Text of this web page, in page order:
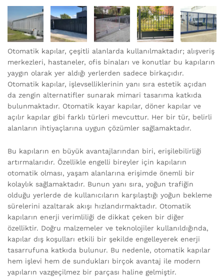
Otomatik kapılar, çeşitli alanlarda kullanılmaktadır; alışveriş
merkezleri, hastaneler, ofis binaları ve konutlar bu kapıların
yaygın olarak yer aldığı yerlerden sadece birkaçıdır.
Otomatik kapılar, işlevselliklerinin yanı sıra estetik açıdan
da zengin alternatifler sunarak mimari tasarıma katkıda
bulunmaktadır. Otomatik kayar kapılar, döner kapılar ve
açılır kapılar gibi farklı türleri mevcuttur. Her bir tür, belirli
alanların ihtiyaçlarına uygun çözümler sağlamaktadır.
Bu kapıların en büyük avantajlarından biri, erişilebilirliği
artırmalarıdır. Özellikle engelli bireyler için kapıların
otomatik olması, yaşam alanlarına erişimde önemli bir
kolaylık sağlamaktadır. Bunun yanı sıra, yoğun trafiğin
olduğu yerlerde de kullanıcıların karşılaştığı yoğun bekleme
sürelerini azaltarak akışı hızlandırmaktadır. Otomatik
kapıların enerji verimliliği de dikkat çeken bir diğer
özelliktir. Doğru malzemeler ve teknolojiler kullanıldığında,
kapılar dış koşulları etkili bir şekilde engelleyerek enerji
tasarrufuna katkıda bulunur. Bu nedenle, otomatik kapılar
hem işlevi hem de sundukları birçok avantaj ile modern
yapıların vazgeçilmez bir parçası haline gelmiştir.